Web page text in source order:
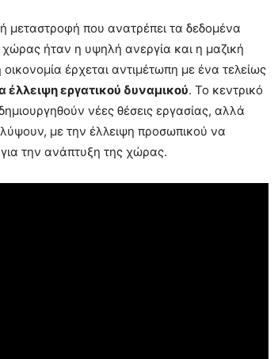
μεταστροφή που ανατρέπει τα δεδομένα
χώρας ήταν η υψηλή ανεργία και η μαζική
έρχεται αντιμέτωπη με ένα τελείως
έλλειψη εργατικού δυναμικού. Το κεντρικό
νέες θέσεις εργασίας, αλλά
με την έλλειψη προσωπικού να
την ανάπτυξη της χώρας.